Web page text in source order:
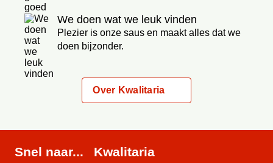
We doen wat we leuk vinden
Plezier is onze saus en maakt alles dat we
doen bijzonder.
Over Kwalitaria
Snel naar... Kwalitaria